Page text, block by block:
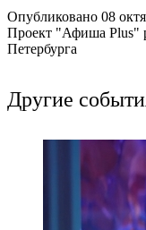
Опубликовано 08
Проект "Афиша Plus"
Петербурга
Другие